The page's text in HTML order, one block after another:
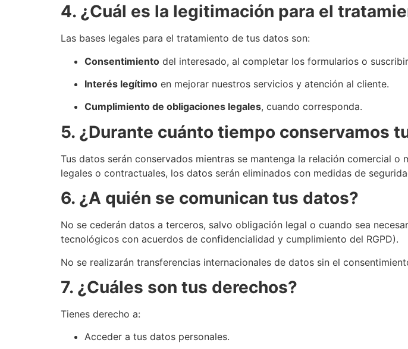
4. ¿Cuál es la legitimación para el
Las bases legales para el tratamiento de tus datos son:
Consentimiento del interesado, al completar los formularios o
Interés legítimo en mejorar nuestros servicios y atención al cliente.
Cumplimiento de obligaciones legales, cuando corresponda.
5. ¿Durante cuánto tiempo conservamos
Tus datos serán conservados mientras se mantenga la relación comercial
legales o contractuales, los datos serán eliminados con medidas de
6. ¿A quién se comunican tus datos?
No se cederán datos a terceros, salvo obligación legal o cuando sea
tecnológicos con acuerdos de confidencialidad y cumplimiento del RGPD).
No se realizarán transferencias internacionales de datos sin el
7. ¿Cuáles son tus derechos?
Tienes derecho a:
Acceder a tus datos personales.